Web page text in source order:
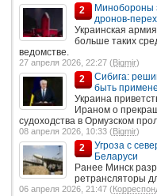
2
Минобороны
дронов-
Украинская
больше таких
ведомстве.
27 апреля 2026, 22:27 (Bigmir)
2
Сибига:
быть
Украина
Ираном о
судоходства в Ормузском
08 апреля 2026, 10:33 (Bigmir)
2
Угроза с
Беларуси
Ранее Минск
ретрансляторы
06 апреля 2026, 21:47 (